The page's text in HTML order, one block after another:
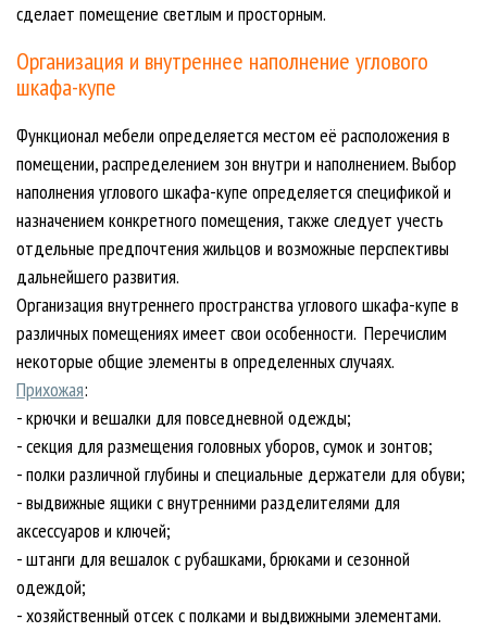
сделает помещение светлым и просторным.
Организация и внутреннее наполнение углового
шкафа-купе
Функционал мебели определяется местом её расположения в
помещении, распределением зон внутри и наполнением. Выбор
наполнения углового шкафа-купе определяется спецификой и
назначением конкретного помещения, также следует учесть
отдельные предпочтения жильцов и возможные перспективы
дальнейшего развития.
Организация внутреннего пространства углового шкафа-купе в
различных помещениях имеет свои особенности. Перечислим
некоторые общие элементы в определенных случаях.
Прихожая:
- крючки и вешалки для повседневной одежды;
- секция для размещения головных уборов, сумок и зонтов;
- полки различной глубины и специальные держатели для обуви;
- выдвижные ящики с внутренними разделителями для
аксессуаров и ключей;
- штанги для вешалок с рубашками, брюками и сезонной
одеждой;
- хозяйственный отсек с полками и выдвижными элементами.